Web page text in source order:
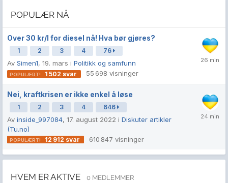
POPULÆR NÅ
Over 30 kr/l for diesel nå! Hva bør gjøres?
1 2 3 4 76
Av Simen1, 19. mars i Politikk og samfunn
1 502 svar 55 698 visninger
Nei, kraftkrisen er ikke enkel å løse
1 2 3 4 646
Av inside_997084, 17. august 2022 i Diskuter artikler
(Tu.no)
12 912 svar 610 847 visninger
HVEM ER AKTIVE 0 MEDLEMMER